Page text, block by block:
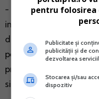
- completarea
impozitului anual pe
dispozitii privind
persoanelor care au
prevazute in cele doua
si-au indeplinit
pentru folosirea
Publicitate și
publicității și de
dezvoltarea
Stocarea și/sau
dispozitiv